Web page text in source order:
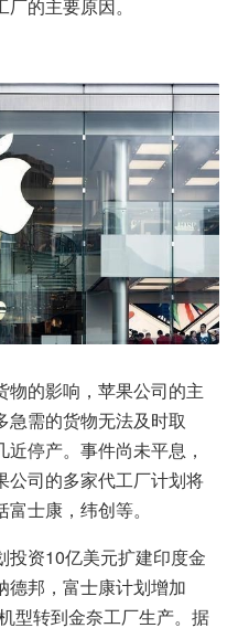
的主要原因。
物的影响，苹果公司的主
急需的货物无法及时取
停产。事件尚未平息，
公司的多家代工厂计划将
士康，纬创等。
投资10亿美元扩建印度金
德邦，富士康计划增加
型转到金奈工厂生产。据